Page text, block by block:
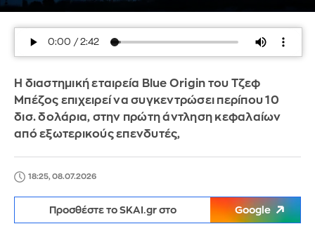
Η διαστημική εταιρεία Blue Origin του Τζεφ
Μπέζος επιχειρεί να συγκεντρώσει περίπου 10
δισ. δολάρια, στην πρώτη άντληση κεφαλαίων
από εξωτερικούς επενδυτές,
18:25, 08.07.2026
Προσθέστε το SKAI.gr στο Google